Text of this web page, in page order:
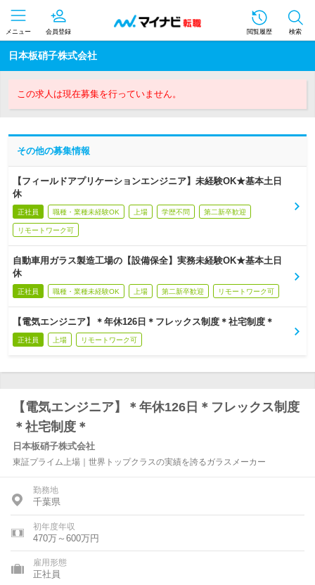
メニュー 会員登録 閲覧履歴 検索
日本板硝子株式会社
この求人は現在募集を行っていません。
その他の募集情報
【フィールドアプリケーションエンジニア】未経験OK★基本土日
休
正社員 職種・業種未経験OK 上場 学歴不問 第二新卒歓迎
リモートワーク可
自動車用ガラス製造工場の【設備保全】実務未経験OK★基本土日
休
正社員 職種・業種未経験OK 上場 第二新卒歓迎 リモートワーク可
【電気エンジニア】＊年休126日＊フレックス制度＊社宅制度＊
正社員 上場 リモートワーク可
【電気エンジニア】＊年休126日＊フレックス制度
＊社宅制度＊
日本板硝子株式会社
東証プライム上場｜世界トップクラスの実績を誇るガラスメーカー
勤務地
千葉県
初年度年収
470万～600万円
雇用形態
正社員